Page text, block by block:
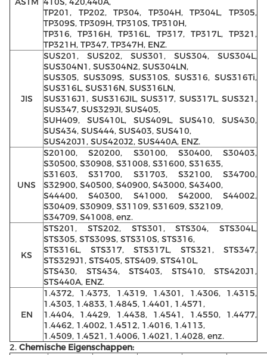
TP201, TP202, TP304, TP304H, TP304L, TP305,
TP309S, TP309H, TP310S, TP310H,
TP316, TP316H, TP316L, TP317, TP317L, TP321,
TP321H, TP347, TP347H, ENZ.
JIS
SUS201, SUS202, SUS301, SUS304, SUS304L,
SUS304N1, SUS304N2, SUS304LN,
SUS305, SUS309S, SUS310S, SUS316, SUS316Ti,
SUS316L, SUS316N, SUS316LN,
SUS316J1, SUS316JIL, SUS317, SUS317L, SUS321,
SUS347, SUS329JI, SUS405,
SUH409, SUS410L, SUS409L, SUS410, SUS430,
SUS434, SUS444, SUS403, SUS410,
SUS420J1, SUS420J2, SUS440A, ENZ.
UNS
S20100, S20200, S30100, S30400, S30403,
S30500, S30908, S31008, S31600, S31635,
S31603, S31700, S31703, S32100, S34700,
S32900, S40500, S40900, S43000, S43400,
S44400, S40300, S41000, S42000, S44002,
S30409, S30909, S31109, S31609, S32109,
S34709, S41008, enz.
KS
STS201, STS202, STS301, STS304, STS304L,
STS305, STS309S, STS310S, STS316,
STS316L, STS317, STS317L, STS321, STS347,
STS329J1, STS405, STS409, STS410L,
STS430, STS434, STS403, STS410, STS420J1,
STS440A, ENZ.
EN
1.4372, 1.4373, 1.4319, 1.4301, 1.4306, 1.4315,
1.4303, 1.4833, 1.4845, 1.4401, 1.4571,
1.4404, 1.4429, 1.4438, 1.4541, 1.4550, 1.4477,
1.4462, 1.4002, 1.4512, 1.4016, 1.4113,
1.4509, 1.4521, 1.4006, 1.4021, 1.4028, enz.
2. Chemische Eigenschappen: